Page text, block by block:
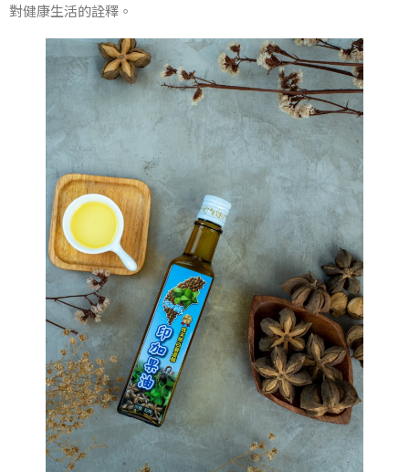
對健康生活的詮釋。